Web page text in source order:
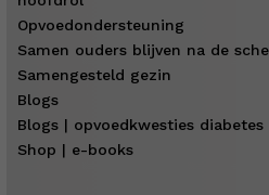
Opvoedondersteuning
Samen ouders blijven na de
Samengesteld gezin
Blogs
Blogs | opvoedkwesties diabetes
Shop | e-books